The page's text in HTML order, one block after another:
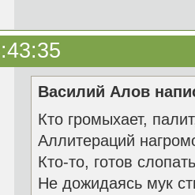
Василий Алов
Кто громыхает,
Аллитераций
Кто-то, готов
Не дожидаясь мук